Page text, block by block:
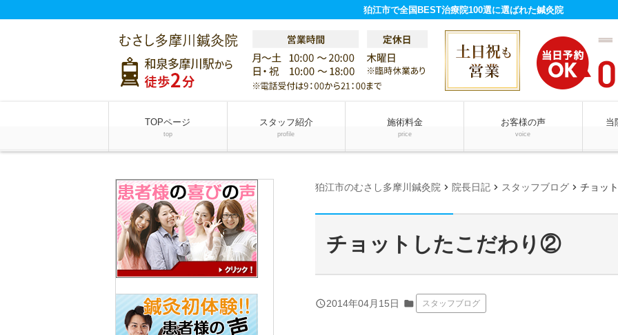
狛江市で全国BEST治療院100選に選ばれた鍼灸院
TOPページ
top
スタッフ紹介
profile
施術料金
price
お客様の声
voice
当
狛江市のむさし多摩川鍼灸院 chevron_right 院長日記 chevron_right スタッフブログ chevron_right チョッ
チョットしたこだわり②
query_builder2014年04月15日 folder スタッフブログ